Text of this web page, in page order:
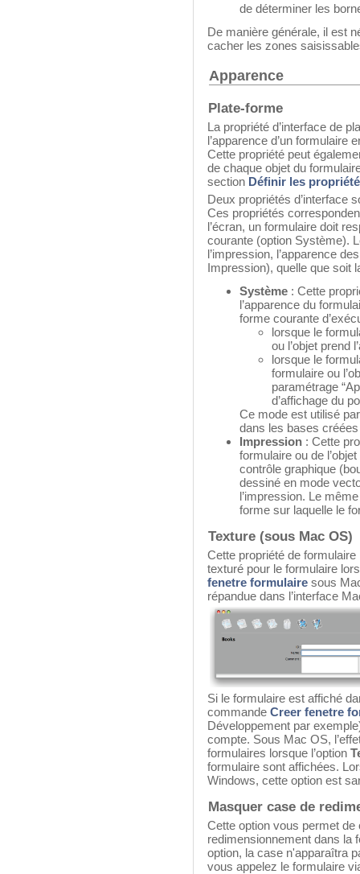
de déterminer les
De manière générale, il est
cacher les zones
Apparence
Plate-forme
La propriété d’interface de
l’apparence d’un formulaire
Cette propriété peut
de chaque objet du
section Définir les
Deux propriétés d’interface
Ces propriétés
l’écran, un formulaire doit
courante (option Système).
l’impression, l’apparence
Impression), quelle que soit
Système : Cette
l’apparence du
forme courante
lorsque le
ou l’objet prend
lorsque le
formulaire ou
paramétrage
d’affichage du
Ce mode est utilisé
dans les bases
Impression : Cette
formulaire ou de
contrôle graphique
dessiné en mode
l’impression. Le
forme sur laquelle le
Texture (sous Mac OS)
Cette propriété de formulaire
texturé pour le formulaire
fenetre formulaire sous
répandue dans l’interface
Si le formulaire est affiché
commande Creer fenetre
Développement par
compte. Sous Mac OS,
formulaires lorsque l’option
formulaire sont affichées.
Windows, cette option est
Masquer case de
Cette option vous permet
redimensionnement dans la
option, la case n'apparaîtra
vous appelez le formulaire